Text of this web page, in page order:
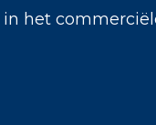
het